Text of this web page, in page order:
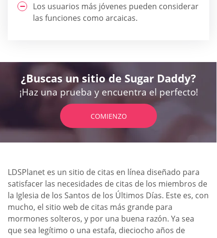
Los usuarios más jóvenes pueden considerar
las funciones como arcaicas.
¿Buscas un sitio de Sugar Daddy?
¡Haz una prueba y encuentra el perfecto!
COMIENZO
LDSPlanet es un sitio de citas en línea diseñado para
satisfacer las necesidades de citas de los miembros de
la Iglesia de los Santos de los Últimos Días. Este es, con
mucho, el sitio web de citas más grande para
mormones solteros, y por una buena razón. Ya sea
que sea legítimo o una estafa, dieciocho años de